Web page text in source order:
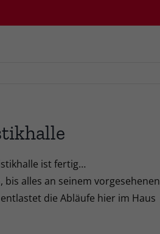
ist fertig…
alles an seinem vorgesehenen
die Abläufe hier im Haus